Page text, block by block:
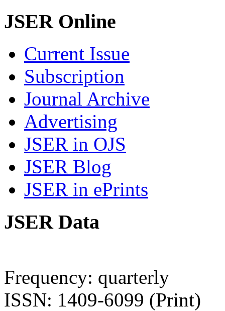
JSER Online
Current Issue
Subscription
Journal Archive
Advertising
JSER in OJS
JSER Blog
JSER in ePrints
JSER Data
Frequency: quarterly
ISSN: 1409-6099 (Print)